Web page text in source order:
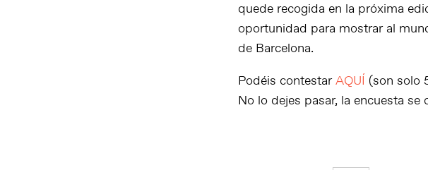
quede recogida en la próxima
oportunidad para mostrar al
de Barcelona.
Podéis contestarAQUÍ (son solo
No lo dejes pasar, la encuesta